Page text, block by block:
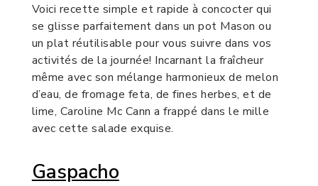
Voici recette simple et rapide à concocter qui
se glisse parfaitement dans un pot Mason ou
un plat réutilisable pour vous suivre dans vos
activités de la journée! Incarnant la fraîcheur
même avec son mélange harmonieux de melon
d’eau, de fromage feta, de fines herbes, et de
lime, Caroline Mc Cann a frappé dans le mille
avec cette salade exquise.
Gaspacho